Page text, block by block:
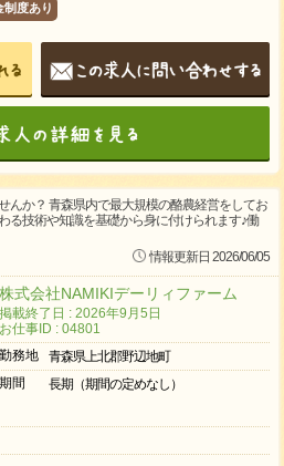
制度あり
んか？ 青森県内で最大規模の酪農経営をしてお
る技術や知識を基礎から身に付けられます♪働
情報更新日 2026/06/05
株式会社NAMIKIデーリィファーム
掲載終了日 : 2026年9月5日
お仕事ID : 04801
勤務地
青森県上北郡野辺地町
期間
長期（期間の定めなし）